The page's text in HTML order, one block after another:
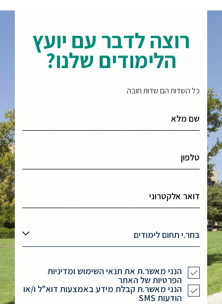
מילואים
וכוחות
והטבות
הרשמו
עכשיו
רוצה לדבר עם יועץ
הלימודים שלנו?
כל השדות הם שדות חובה
בחר.י תחום לימודים
הנני מאשר.ת את תנאי השימוש ומדיניות
הפרטיות של האתר
הנני מאשר.ת קבלת מידע באמצעות דוא"ל ו/או
הודעות SMS